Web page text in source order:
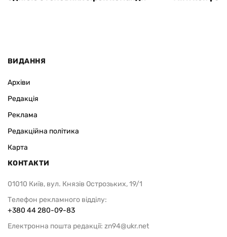
ВИДАННЯ
Архіви
Редакція
Реклама
Редакційна політика
Карта
КОНТАКТИ
01010 Київ, вул. Князів Острозьких, 19/1
Телефон рекламного відділу:
+380 44 280-09-83
Електронна пошта редакції: zn94@ukr.net